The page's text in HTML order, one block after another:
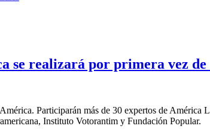
se realizará por primera vez
Participarán más de 30 expertos de América
Instituto Votorantim y Fundación Popular.